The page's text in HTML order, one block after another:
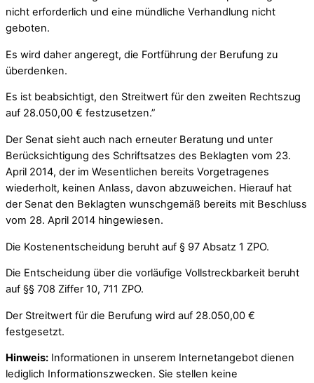
nicht erforderlich und eine mündliche Verhandlung nicht
geboten.
Es wird daher angeregt, die Fortführung der Berufung zu
überdenken.
Es ist beabsichtigt, den Streitwert für den zweiten Rechtszug
auf 28.050,00 € festzusetzen.”
Der Senat sieht auch nach erneuter Beratung und unter
Berücksichtigung des Schriftsatzes des Beklagten vom 23.
April 2014, der im Wesentlichen bereits Vorgetragenes
wiederholt, keinen Anlass, davon abzuweichen. Hierauf hat
der Senat den Beklagten wunschgemäß bereits mit Beschluss
vom 28. April 2014 hingewiesen.
Die Kostenentscheidung beruht auf § 97 Absatz 1 ZPO.
Die Entscheidung über die vorläufige Vollstreckbarkeit beruht
auf §§ 708 Ziffer 10, 711 ZPO.
Der Streitwert für die Berufung wird auf 28.050,00 €
festgesetzt.
Hinweis: Informationen in unserem Internetangebot dienen
lediglich Informationszwecken. Sie stellen keine